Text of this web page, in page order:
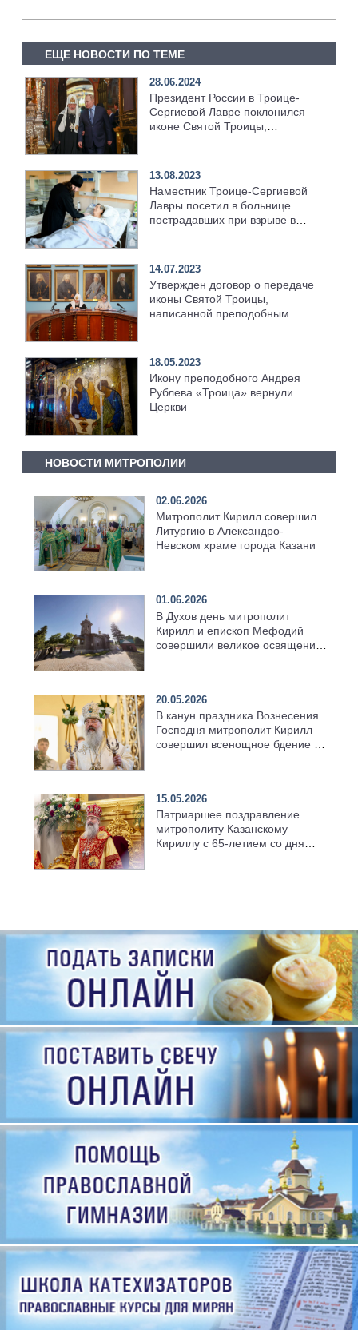
ЕЩЕ НОВОСТИ ПО ТЕМЕ
28.06.2024
Президент России в Троице-
Сергиевой Лавре поклонился
иконе Святой Троицы,
13.08.2023
Наместник Троице-Сергиевой
Лавры посетил в больнице
пострадавших при взрыве в
14.07.2023
Утвержден договор о передаче
иконы Святой Троицы,
написанной преподобным
18.05.2023
Икону преподобного Андрея
Рублева «Троица» вернули
Церкви
НОВОСТИ МИТРОПОЛИИ
02.06.2026
Митрополит Кирилл совершил
Литургию в Александро-
Невском храме города Казани
01.06.2026
В Духов день митрополит
Кирилл и епископ Мефодий
совершили великое освящение
20.05.2026
В канун праздника Вознесения
Господня митрополит Кирилл
совершил всенощное бдение в
15.05.2026
Патриаршее поздравление
митрополиту Казанскому
Кириллу с 65-летием со дня